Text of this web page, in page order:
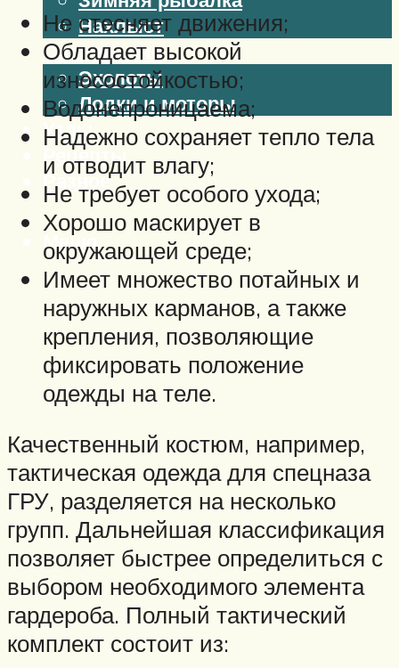
Нахлыст
Снаряжение
Эхолоты
Лодки и моторы
Узлы
Рецепты
Разное
Меню
Не стесняет движения;
Обладает высокой
износостойкостью;
Водонепроницаема;
Надежно сохраняет тепло тела
и отводит влагу;
Не требует особого ухода;
Хорошо маскирует в
окружающей среде;
Имеет множество потайных и
наружных карманов, а также
крепления, позволяющие
фиксировать положение
одежды на теле.
Качественный костюм, например,
тактическая одежда для спецназа
ГРУ, разделяется на несколько
групп. Дальнейшая классификация
позволяет быстрее определиться с
выбором необходимого элемента
гардероба. Полный тактический
комплект состоит из: